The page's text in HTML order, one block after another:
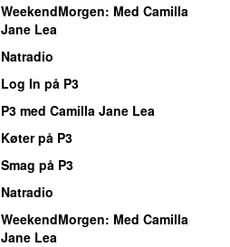
WeekendMorgen: Med Camilla
Jane Lea
Natradio
Log In på P3
P3 med Camilla Jane Lea
Køter på P3
Smag på P3
Natradio
WeekendMorgen: Med Camilla
Jane Lea